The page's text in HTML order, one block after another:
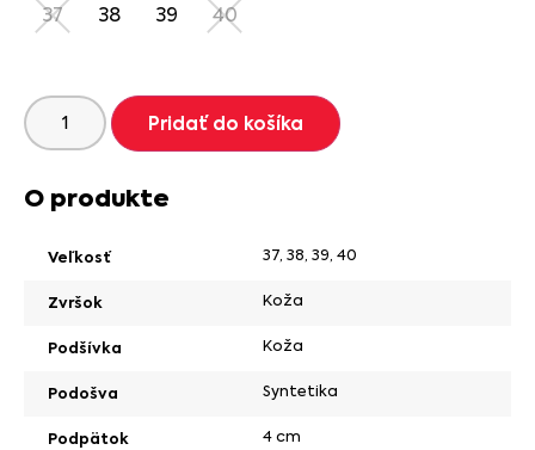
37 38 39 40
Pridať do košíka
O produkte
Veľkosť 37, 38, 39, 40
Zvršok Koža
Podšívka Koža
Podošva Syntetika
Podpätok 4 cm